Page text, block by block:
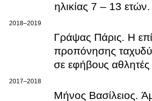
ηλικίας 7 – 13 ετών.
2018–2019
Γράψας Πάρις. Η
προπόνησης
σε εφήβους αθλητές
2017–2018
Μήνος Βασίλειος.